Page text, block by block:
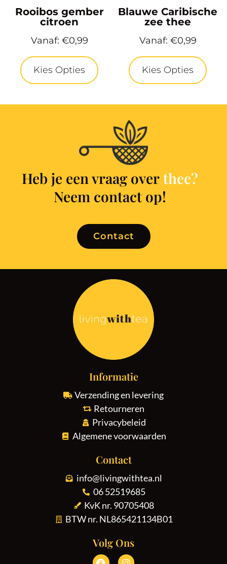
Rooibos gember
citroen
Vanaf: €0,99
Kies Opties
Blauwe Caribische
zee thee
Vanaf: €0,99
Kies Opties
Heb je een vraag over thee?
Neem contact op!
Contact
Informatie
Verzending en levering
Retourneren
Privacybeleid
Algemene voorwaarden
Contact
info@livingwithtea.nl
06 52519685
KvK nr. 90705408
BTW nr. NL865421134B01
Volg Ons